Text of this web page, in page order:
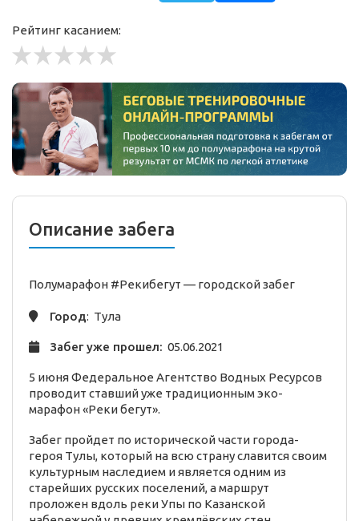
Рейтинг касанием:
Описание забега
Полумарафон #Рекибегут — городскойзабег
Город: Тула
Забег уже прошел: 05.06.2021
5 июня Федеральное Агентство Водных Ресурсов
проводит ставший уже традиционным эко-
марафон «Реки бегут».
Забег пройдет по исторической части города-
героя Тулы, который на всю страну славится своим
культурным наследием и является одним из
старейших русских поселений, а маршрут
проложен вдоль реки Упы по Казанской